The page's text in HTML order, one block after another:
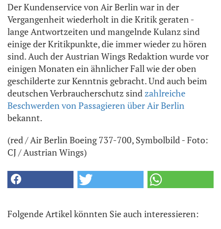
Der Kundenservice von Air Berlin war in der
Vergangenheit wiederholt in die Kritik geraten -
lange Antwortzeiten und mangelnde Kulanz sind
einige der Kritikpunkte, die immer wieder zu hören
sind. Auch der Austrian Wings Redaktion wurde vor
einigen Monaten ein ähnlicher Fall wie der oben
geschilderte zur Kenntnis gebracht. Und auch beim
deutschen Verbraucherschutz sind zahlreiche
Beschwerden von Passagieren über Air Berlin
bekannt.
(red / Air Berlin Boeing 737-700, Symbolbild - Foto:
CJ / Austrian Wings)
Folgende Artikel könnten Sie auch interessieren: